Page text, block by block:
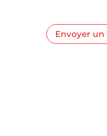
Envoyer un